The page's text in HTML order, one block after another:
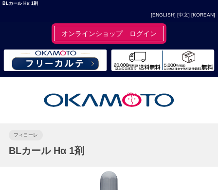
BLカール Hα 1剤
[ENGLISH] [中文] [KOREAN]
オンラインショップ ログイン
フィヨーレ
BLカール Hα 1剤